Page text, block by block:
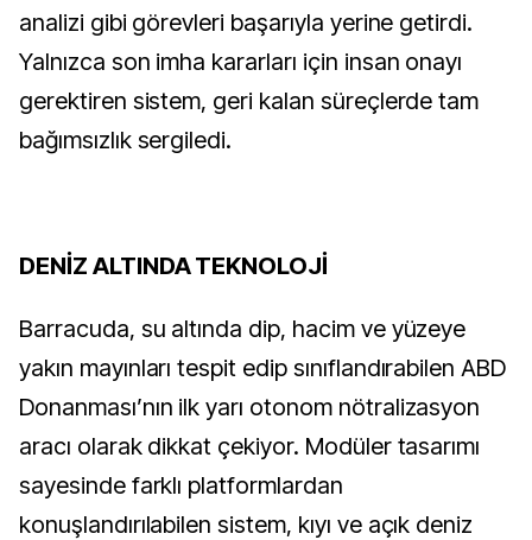
analizi gibi görevleri başarıyla yerine getirdi.
Yalnızca son imha kararları için insan onayı
gerektiren sistem, geri kalan süreçlerde tam
bağımsızlık sergiledi.
DENİZ ALTINDA TEKNOLOJİ
Barracuda, su altında dip, hacim ve yüzeye
yakın mayınları tespit edip sınıflandırabilen ABD
Donanması’nın ilk yarı otonom nötralizasyon
aracı olarak dikkat çekiyor. Modüler tasarımı
sayesinde farklı platformlardan
konuşlandırılabilen sistem, kıyı ve açık deniz